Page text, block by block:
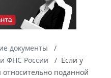
документы
ФНС России
Если у
поданной